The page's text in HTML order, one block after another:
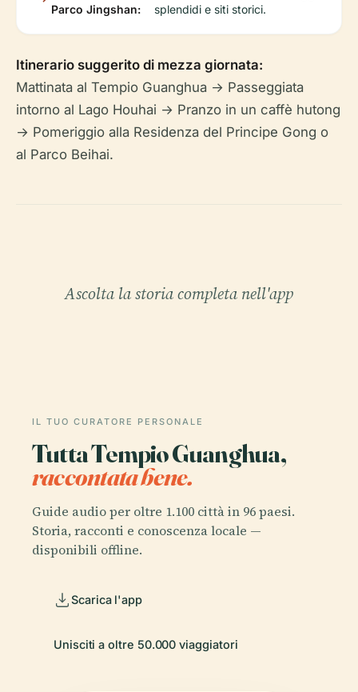
Parco Jingshan:
splendidi e siti storici.
Itinerario suggerito di mezza giornata:
Mattinata al Tempio Guanghua → Passeggiata
intorno al Lago Houhai → Pranzo in un caffè hutong
→ Pomeriggio alla Residenza del Principe Gong o
al Parco Beihai.
Ascolta la storia completa nell'app
IL TUO CURATORE PERSONALE
Tutta Tempio Guanghua,
raccontata bene.
Guide audio per oltre 1.100 città in 96 paesi.
Storia, racconti e conoscenza locale —
disponibili offline.
Scarica l'app
Unisciti a oltre 50.000 viaggiatori